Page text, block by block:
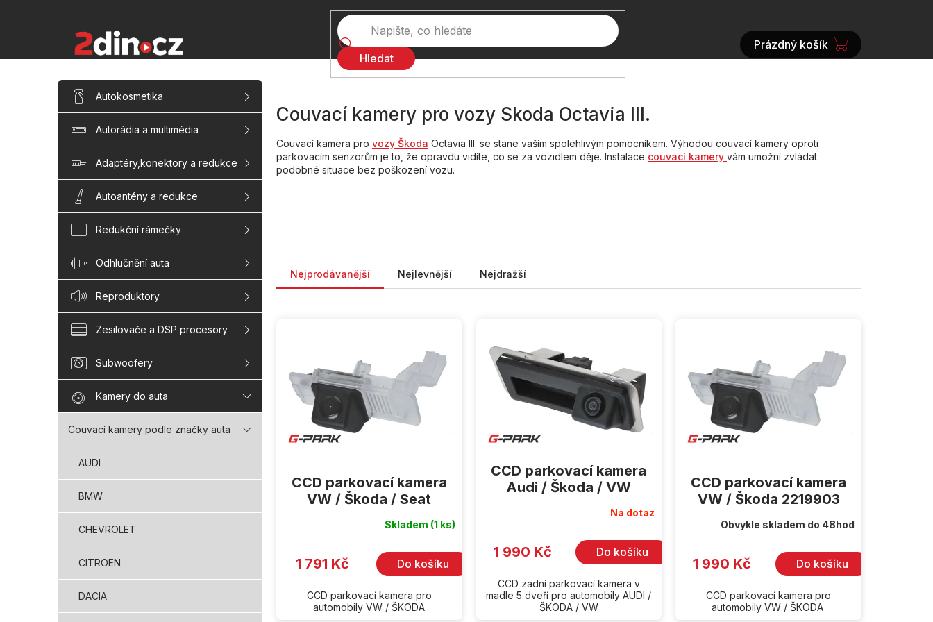
Hledat
NÁKUPNÍ
Prázdný košík
P
s
r
n
í
l
Přeskočit
kategorieAutokosmetika
Autorádia a multimédia
Adaptéry,konektory a redukce
Autoantény a redukce
Redukční rámečky
Odhlučnění auta
Reproduktory
Zesilovače a DSP procesory
Subwoofery
Kamery do auta
Couvací kamery podle značky auta
AUDI
BMW
CHEVROLET
CITROEN
DACIA
Couvací kamery pro vozy Skoda Octavia III.
Couvací kamera pro vozy Škoda Octavia III. se stane vaším spolehlivým pomocníkem. Výhodou couvací kamery oproti
parkovacím senzorům je to, že opravdu vidíte, co se za vozidlem děje. Instalace couvací kamery vám umožní zvládat
podobné situace bez poškození vozu.
Nejprodávanější Nejlevnější Nejdražší
CCD parkovací kamera
VW / Škoda / Seat
Skladem (1 ks)
1 791 Kč Do košíku
CCD parkovací kamera pro
automobily VW / ŠKODA
CCD parkovací kamera
Audi / Škoda / VW
Na dotaz
1 990 Kč Do košíku
CCD zadní parkovací kamera v
madle 5 dveří pro automobily AUDI /
ŠKODA / VW
CCD parkovací kamera
VW / Škoda 2219903
Obvykle skladem do 48hod
1 990 Kč Do košíku
CCD parkovací kamera pro
automobily VW / ŠKODA